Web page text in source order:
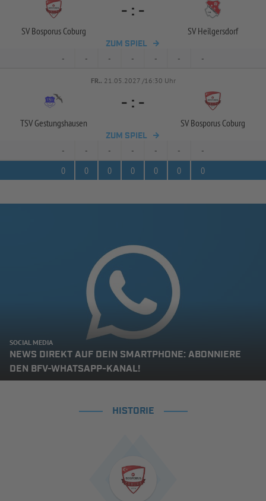
SV Bosporus Coburg
- : -
SV Heilgersdorf
ZUM SPIEL
- - - - - - -
FR.. 21.05.2027 /16:30 Uhr
TSV Gestungshausen
- : -
SV Bosporus Coburg
ZUM SPIEL
- - - - - -
-
0
0 0 0 0 0 0
SOCIAL MEDIA
NEWS DIREKT AUF DEIN SMARTPHONE: ABONNIERE
DEN BFV-WHATSAPP-KANAL!
HISTORIE